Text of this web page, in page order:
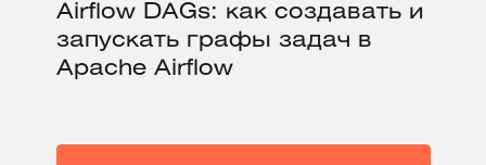
Airflow DAGs: как создавать и
запускать графы задач в
Apache Airflow